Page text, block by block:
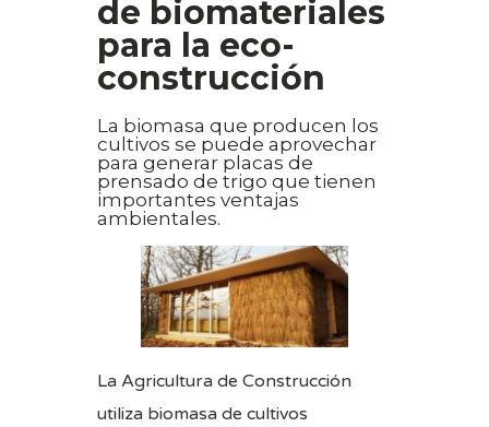
de biomateriales
para la eco-
construcción
La biomasa que producen los
cultivos se puede aprovechar
para generar placas de
prensado de trigo que tienen
importantes ventajas
ambientales.
La Agricultura de Construcción
utiliza biomasa de cultivos